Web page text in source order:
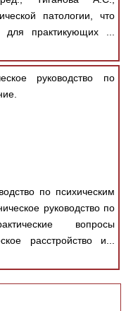
патологии, что
для практикующих ...
руководство по
по психическим
руководство по
вопросы
расстройство и...